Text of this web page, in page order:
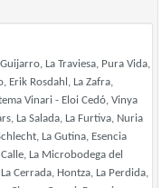
La Traviesa, Pura Vida,
Erik Rosdahl, La Zafra,
Vinari - Eloi Cedó, Vinya
La Salada, La Furtiva, Nuria
La Gutina, Esencia
La Microbodega del
Cerrada, Hontza, La Perdida,